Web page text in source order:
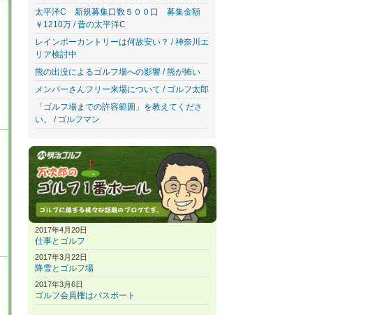
太平洋C 新規募集口数５００口 募集金額
￥1210万 / 昔の太平洋C
レインボーカントリーは何故安い？ / 神奈川エ
リア検討中
熊の出没によるゴルフ場への影響 / 熊が怖い
メンバーさんフリー来場について / ゴルフ太郎
「ゴルフ場までの許容範囲」を教えてくださ
い。 / ゴルフマン
2017年4月20日
仕事とゴルフ
2017年3月22日
降雪とゴルフ場
2017年3月6日
ゴルフ会員権はパスポート